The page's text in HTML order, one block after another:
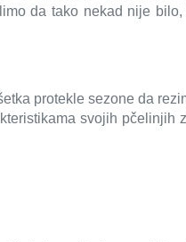
da tako nekad nije
protekle sezone da
svojih pčelinjih